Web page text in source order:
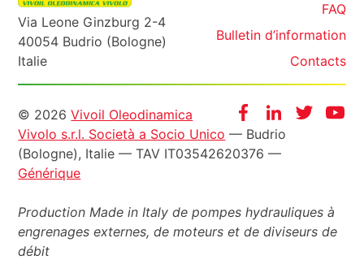
Via Leone Ginzburg 2-4
40054 Budrio (Bologne)
Italie
FAQ
Bulletin d’information
Contacts
FacebookInstagram
Twitter
Informazioni
legali
© 2026Vivoil Oleodinamica
Vivolo s.r.l. Società a Socio Unico — Budrio
(Bologne), Italie — TAV IT03542620376 —
Générique
Production Made in Italy de pompes hydrauliques à
engrenages externes, de moteurs et de diviseurs de
débit